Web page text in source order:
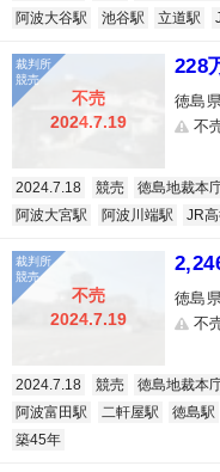
阿波大谷駅
池谷駅 立道駅
不売
2024.7.19
228
徳島
不
2024.7.18 競売 徳島地裁本
阿波大宮駅
阿波川端駅 JR
不売
2024.7.19
徳島
不
2024.7.18 競売 徳島地裁本
阿波富田駅
二軒屋駅 徳島駅
築45年